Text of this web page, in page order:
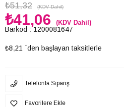
₺51,32 (KDV Dahil)
₺41,06 (KDV Dahil)
Barkod : 1200081647
₺8,21 `den başlayan taksitlerle
Telefonla Sipariş
Favorilere Ekle